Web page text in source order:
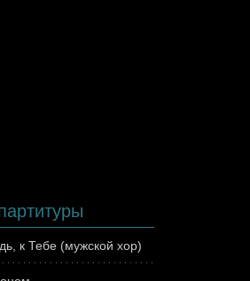
к Тебе (мужской хор)